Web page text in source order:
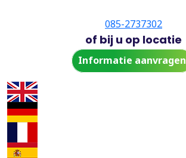
085-2737302
of bij u op locatie
Informatie aanvragen